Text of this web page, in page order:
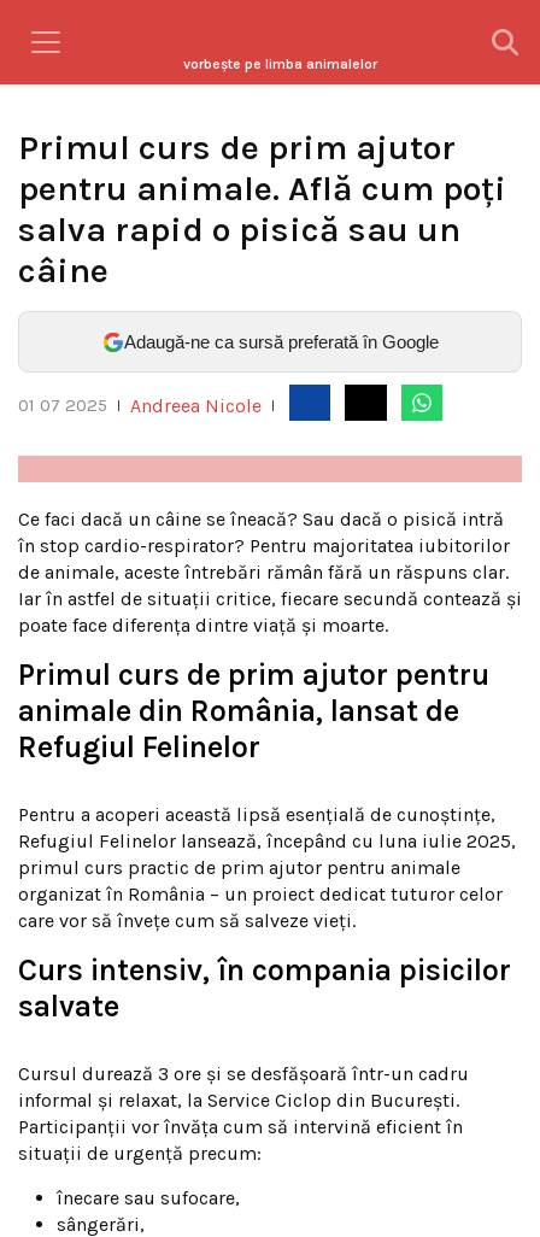
vorbeşte pe limba animalelor
Primul curs de prim ajutor
pentru animale. Află cum poți
salva rapid o pisică sau un
câine
Adaugă-ne ca sursă preferată în Google
01 07 2025 Andreea Nicole
Ce faci dacă un câine se îneacă? Sau dacă o pisică intră
în stop cardio-respirator? Pentru majoritatea iubitorilor
de animale, aceste întrebări rămân fără un răspuns clar.
Iar în astfel de situații critice, fiecare secundă contează și
poate face diferența dintre viață și moarte.
Primul curs de prim ajutor pentru
animale din România, lansat de
Refugiul Felinelor
Pentru a acoperi această lipsă esențială de cunoștințe,
Refugiul Felinelor lansează, începând cu luna iulie 2025,
primul curs practic de prim ajutor pentru animale
organizat în România – un proiect dedicat tuturor celor
care vor să învețe cum să salveze vieți.
Curs intensiv, în compania pisicilor
salvate
Cursul durează 3 ore și se desfășoară într-un cadru
informal și relaxat, la Service Ciclop din București.
Participanții vor învăța cum să intervină eficient în
situații de urgență precum:
înecare sau sufocare,
sângerări,